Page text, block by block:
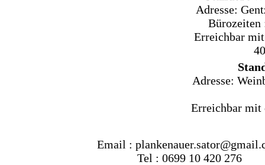
Adresse:
Bürozeiten
Erreichbar mit
Adresse:
Erreichbar mit
Email :
Tel : 0699 10 420 276